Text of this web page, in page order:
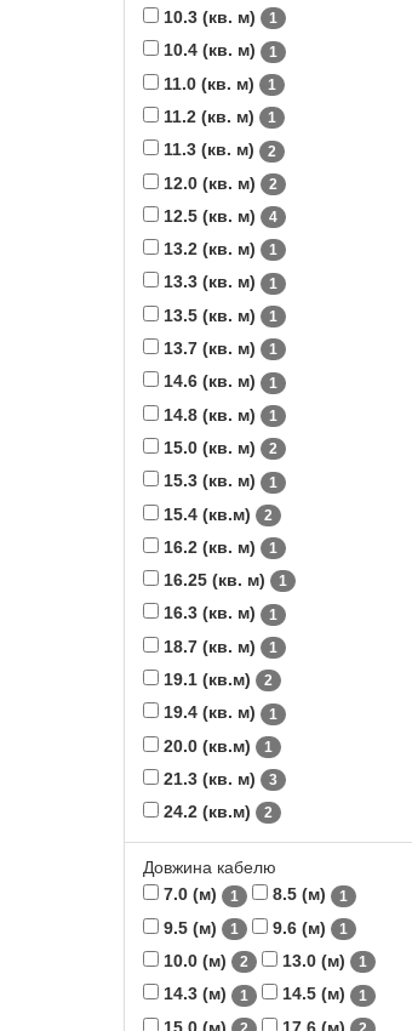
10.3 (кв. м) 1
10.4 (кв. м) 1
11.0 (кв. м) 1
11.2 (кв. м) 1
11.3 (кв. м) 2
12.0 (кв. м) 2
12.5 (кв. м) 4
13.2 (кв. м) 1
13.3 (кв. м) 1
13.5 (кв. м) 1
13.7 (кв. м) 1
14.6 (кв. м) 1
14.8 (кв. м) 1
15.0 (кв. м) 2
15.3 (кв. м) 1
15.4 (кв.м) 2
16.2 (кв. м) 1
16.25 (кв. м) 1
16.3 (кв. м) 1
18.7 (кв. м) 1
19.1 (кв.м) 2
19.4 (кв. м) 1
20.0 (кв.м) 1
21.3 (кв. м) 3
24.2 (кв.м) 2
Довжина кабелю
7.0 (м)
1 8.5 (м) 1
9.5 (м) 1 9.6 (м) 1
10.0 (м) 2 13.0 (м) 1
14.3 (м) 1 14.5 (м) 1
15.0 (м) 17.6 (м)